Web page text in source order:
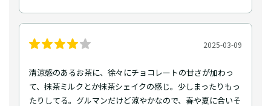
2025-03-09
清涼感のあるお茶に、徐々にチョコレートの甘さが加わっ
て、抹茶ミルクとか抹茶シェイクの感じ。少しまったりもっ
たりしてる。グルマンだけど涼やかなので、春や夏に合いそ